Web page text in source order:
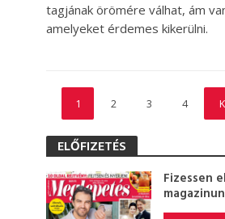
tagjának örömére válhat, ám
amelyeket érdemes kikerülni.
1 2 3 4
ELŐFIZETÉS
Fizessen